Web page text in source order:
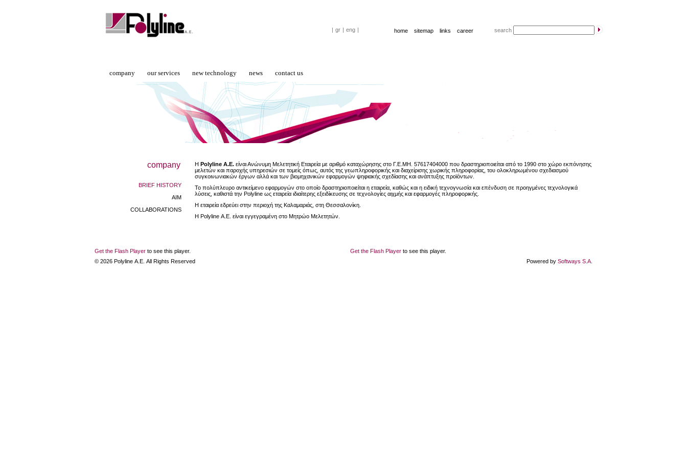
| gr | eng | home sitemap links career search
company our services new technology news contact us
company
BRIEF HISTORY
AIM
COLLABORATIONS
Η Polyline Α.Ε. είναι Ανώνυμη Μελετητική Εταιρεία με αριθμό καταχώρησης στο Γ.Ε.ΜΗ. 57617404000 που δραστηριοποιείται από το 1990 στο χώρο εκπόνησης
μελετών και παροχής υπηρεσιών σε τομείς όπως, αυτός της γεωπληροφορικής και διαχείρισης χωρικής πληροφορίας, του ολοκληρωμένου σχεδιασμού
συγκοινωνιακών έργων αλλά και των βιομηχανικών εφαρμογών ψηφιακής σχεδίασης και ανάπτυξης προϊόντων.
Το πολύπλευρο αντικείμενο εφαρμογών στο οποίο δραστηριοποιείται η εταιρεία, καθώς και η ειδική τεχνογνωσία και επένδυση σε προηγμένες τεχνολογικά
λύσεις, καθιστά την Polyline ως εταιρεία ιδιαίτερης εξειδίκευσης σε τεχνολογίες αιχμής και εφαρμογές πληροφορικής.
Η εταιρεία εδρεύει στην περιοχή της Καλαμαριάς, στη Θεσσαλονίκη.
Η Polyline Α.Ε. είναι εγγεγραμένη στο Μητρώο Μελετητών.
Get the Flash Player to see this player. Get the Flash Player to see this player.
© 2026 Polyline Α.Ε. All Rights Reserved Powered by Softways S.A.